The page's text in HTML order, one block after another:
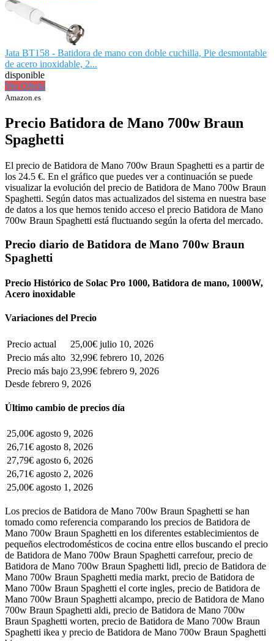
Jata BT158 - Batidora de mano con doble cuchilla, Pie desmontable
de acero inoxidable, 2...
disponible
Ver Oferta
Amazon.es
Precio Batidora de Mano 700w Braun
Spaghetti
El precio de Batidora de Mano 700w Braun Spaghetti es a partir de
los 24.5 €. En el gráfico que puedes ver a continuación se puede
visualizar la evolución del precio de Batidora de Mano 700w Braun
Spaghetti. Según datos mas actualizados del sistema en nuestra base
de datos a los que hemos tenido acceso el precio Batidora de Mano
700w Braun Spaghetti está fluctuando según la oferta del mercado.
Precio diario de Batidora de Mano 700w Braun
Spaghetti
Precio Histórico de Solac Pro 1000, Batidora de mano, 1000W,
Acero inoxidable
Variaciones del Precio
Precio actual 25,00€ julio 10, 2026
Precio más alto 32,99€ febrero 10, 2026
Precio más bajo 23,99€ febrero 9, 2026
Desde febrero 9, 2026
Último cambio de precios día
25,00€ agosto 9, 2026
26,71€ agosto 8, 2026
27,79€ agosto 6, 2026
26,71€ agosto 2, 2026
25,00€ agosto 1, 2026
Los precios de Batidora de Mano 700w Braun Spaghetti se han
tomado como referencia comparando los precios de Batidora de
Mano 700w Braun Spaghetti en los diferentes establecimientos de
pequeños electrodomésticos de cocina entre ellos buscando el precio
de Batidora de Mano 700w Braun Spaghetti carrefour, precio de
Batidora de Mano 700w Braun Spaghetti lidl, precio de Batidora de
Mano 700w Braun Spaghetti media markt, precio de Batidora de
Mano 700w Braun Spaghetti el corte ingles, precio de Batidora de
Mano 700w Braun Spaghetti alcampo, precio de Batidora de Mano
700w Braun Spaghetti aldi, precio de Batidora de Mano 700w
Braun Spaghetti worten, precio de Batidora de Mano 700w Braun
Spaghetti ikea y precio de Batidora de Mano 700w Braun Spaghetti